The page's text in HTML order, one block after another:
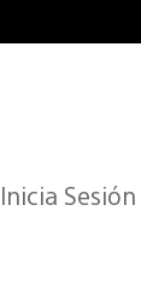
Inicia Sesión